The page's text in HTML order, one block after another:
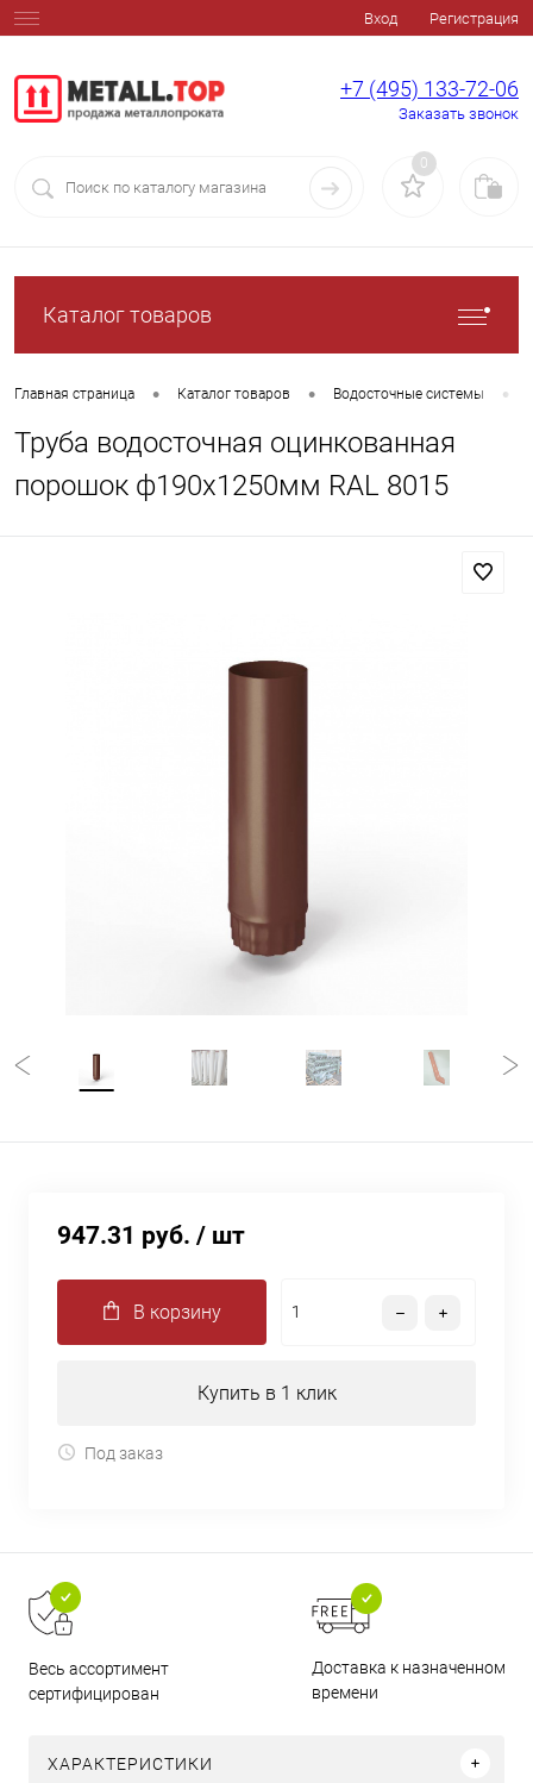
Вход Регистрация
+7 (495) 133-72-06
Заказать звонок
0
Каталог товаров
Главная страница • Каталог товаров • Водосточные системы •
Труба водосточная оцинкованная
порошок ф190х1250мм RAL 8015
947.31 руб. / шт
В корзину
Купить в 1 клик
Под заказ
Весь ассортимент
сертифицирован
Доставка к назначенному
времени
ХАРАКТЕРИСТИКИ